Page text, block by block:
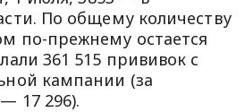
По общему количеству
по-прежнему остается
361 515 прививок с
кампании (за
17 296).